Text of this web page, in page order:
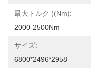
最大トルク ((Nm):
2000-2500Nm
サイズ:
6800*2496*2958